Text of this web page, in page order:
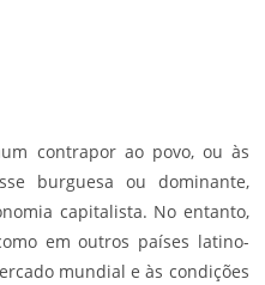
contrapor ao povo, ou às
burguesa ou dominante,
capitalista. No entanto,
em outros países latino-
mundial e às condições